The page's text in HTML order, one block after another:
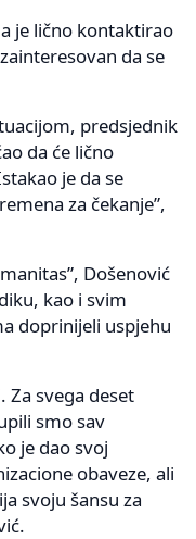
je lično kontaktirao
da se
predsjednik
da će lično
je da se
za čekanje”,
Došenović
kao i svim
doprinijeli uspjehu
Za svega deset
smo sav
je dao svoj
obaveze, ali
svoju šansu za